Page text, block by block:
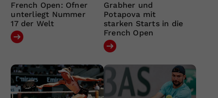
French Open: Ofner
unterliegt Nummer
17 der Welt
Grabher und
Potapova mit
starken Starts in die
French Open